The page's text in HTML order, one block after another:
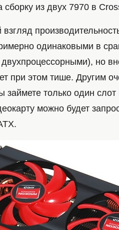
сборку из двух 7970 в
одинаковыми в
но
при этом тише. Другим
займете только один
можно будет